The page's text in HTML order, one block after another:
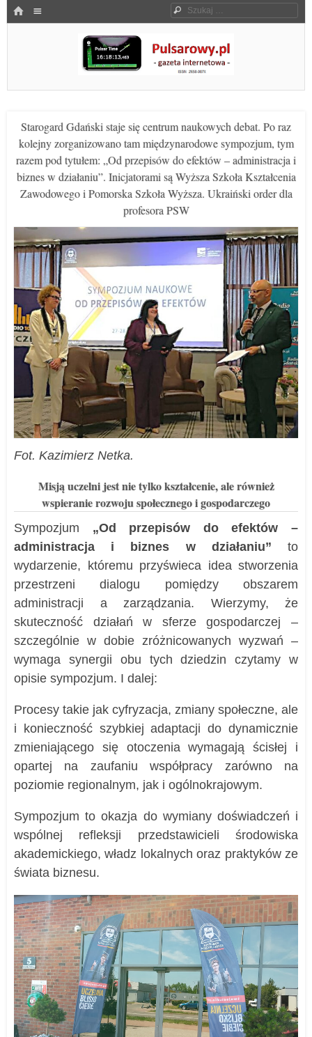
HOME Szukaj
Pulsarowy.pl
Starogard Gdański staje się centrum naukowych debat. Po raz
kolejny zorganizowano tam międzynarodowe sympozjum, tym
razem pod tytułem: „Od przepisów do efektów – administracja i
biznes w działaniu”. Inicjatorami są Wyższa Szkoła Kształcenia
Zawodowego i Pomorska Szkoła Wyższa. Ukraiński order dla
profesora PSW
Fot. Kazimierz Netka.
Misją uczelni jest nie tylko kształcenie, ale również
wspieranie rozwoju społecznego i gospodarczego
Sympozjum „Od przepisów do efektów –
administracja i biznes w działaniu” to
wydarzenie, któremu przyświeca idea stworzenia
przestrzeni dialogu pomiędzy obszarem
administracji a zarządzania. Wierzymy, że
skuteczność działań w sferze gospodarczej –
szczególnie w dobie zróżnicowanych wyzwań –
wymaga synergii obu tych dziedzin czytamy w
opisie sympozjum. I dalej:
Procesy takie jak cyfryzacja, zmiany społeczne, ale
i konieczność szybkiej adaptacji do dynamicznie
zmieniającego się otoczenia wymagają ścisłej i
opartej na zaufaniu współpracy zarówno na
poziomie regionalnym, jak i ogólnokrajowym.
Sympozjum to okazja do wymiany doświadczeń i
wspólnej refleksji przedstawicieli środowiska
akademickiego, władz lokalnych oraz praktyków ze
świata biznesu.